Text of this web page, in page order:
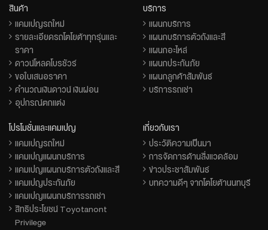
สินค้า
แคมเปญรถใหม่
รายละเอียดรถโตโยต้าทุกรุ่นและ
ราคา
ดาวน์โหลดโบรชัวร์
ขอใบเสนอราคา
คำนวณเงินดาวน์ เงินผ่อน
อุปกรณ์ตกแต่ง
บริการ
แผนกบริการ
แผนกบริการตัวถังและสี
แผนกอะไหล่
แผนกประกันภัย
แผนกลูกค้าสัมพันธ์
บริการรถเช่า
โปรโมชั่นและแคมเปญ
แคมเปญรถใหม่
แคมเปญแผนกบริการ
แคมเปญแผนกบริการตัวถังและสี
แคมเปญประกันภัย
แคมเปญแผนกบริการรถเช่า
สิทธิประโยชน์ Toyotanont
Privilege
เกี่ยวกับเรา
ประวัติความเป็นมา
การจัดการด้านสิ่งแวดล้อม
ข่าวประชาสัมพันธ์
บทความดีๆ จากโตโยต้านนทบุรี